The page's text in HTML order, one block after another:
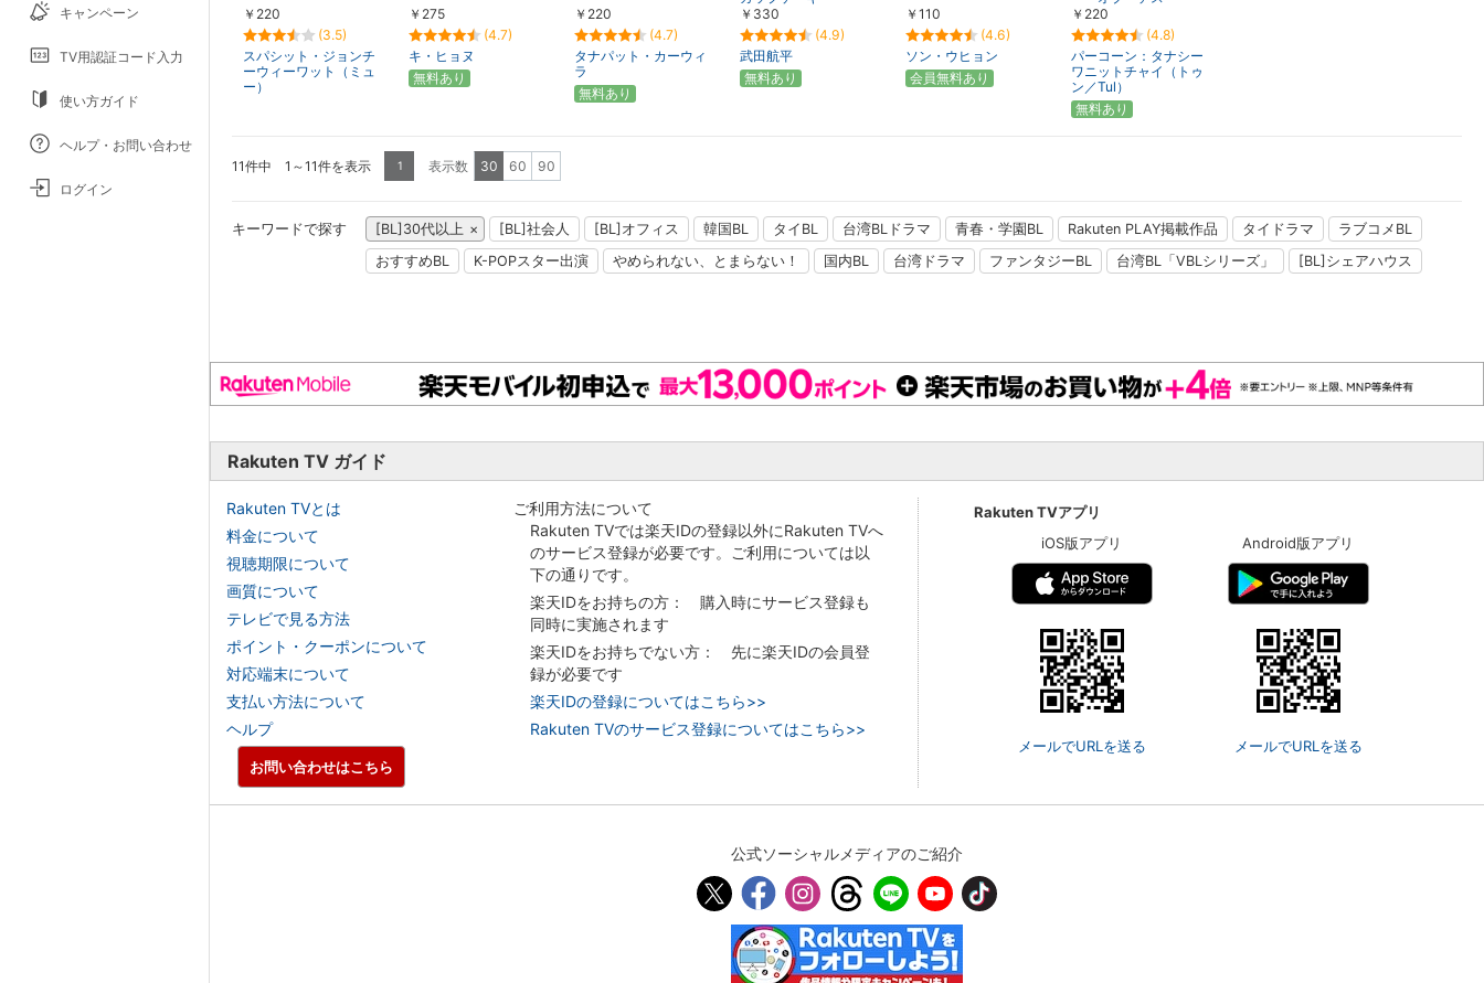
キャンペーン
TV用認証コード入力
使い方ガイド
ヘルプ・お問い合わせ
ログイン
￥220
(3.5)
スパシット・ジョンチ
ーウィーワット（ミュ
ー）
￥275
(4.7)
キ・ヒョヌ
無料あり
￥220
(4.7)
タナパット・カーウィ
ラ
無料あり
￥330
(4.9)
武田航平
無料あり
￥110
(4.6)
ソン・ウヒョン
会員無料あり
￥220
(4.8)
パーコーン：タナシー
ワニットチャイ（トゥ
ン／Tul）
無料あり
11件中 1～11件を表示 1 表示数 30 60 90
キーワードで探す [BL]30代以上 [BL]社会人 [BL]オフィス 韓国BL タイBL 台湾BLドラマ 青春・学園BL Rakuten PLAY掲載作品 タイドラマ
ラブコメBL
おすすめBL
K-POPスター出演 やめられない、とまらない！ 国内BL 台湾ドラマ ファンタジーBL 台湾BL「VBLシリーズ」 [BL]シェアハウス
Rakuten TV ガイド
Rakuten TVとは
料金について
視聴期限について
画質について
テレビで見る方法
ポイント・クーポンについて
対応端末について
支払い方法について
ヘルプ
ご利用方法について
Rakuten TVでは楽天IDの登録以外にRakuten TVへ
のサービス登録が必要です。ご利用については以
下の通りです。
楽天IDをお持ちの方： 購入時にサービス登録も
同時に実施されます
楽天IDをお持ちでない方： 先に楽天IDの会員登
録が必要です
楽天IDの登録についてはこちら>>
Rakuten TVのサービス登録についてはこちら>>
Rakuten TVアプリ
iOS版アプリ
メールでURLを送る
Android版アプリ
メールでURLを送る
お問い合わせはこちら
公式ソーシャルメディアのご紹介